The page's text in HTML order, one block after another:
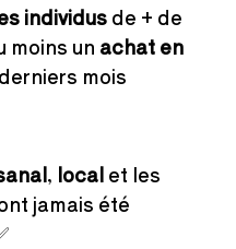
individusde + de
moins un achat en
mois
, localet les
jamais été